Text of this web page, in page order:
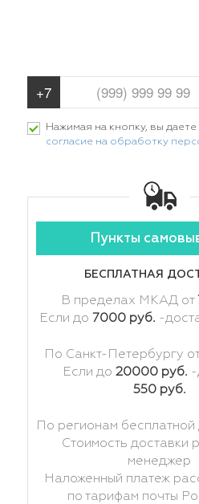
Нажимая на кнопку, вы даете
согласие на обработку
Пункты
БЕСПЛАТНАЯ
В пределах МКАД от
Если до 7000 руб. -
По Санкт-Петербургу
Если до20000 руб. -
550 руб.
По регионам бесплатной
Стоимость доставки
менеджер
Наложенный платеж
по тарифам почты